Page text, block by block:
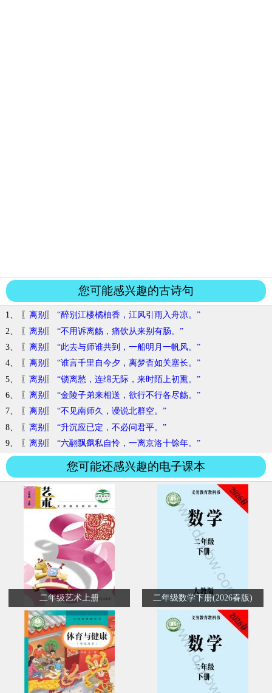
您可能感兴趣的古诗句
1、 〖 离别 〗 “醉别江楼橘柚香，江风引雨入舟凉。”
2、 〖 离别 〗 “不用诉离觞，痛饮从来别有肠。”
3、 〖 离别 〗 “此去与师谁共到，一船明月一帆风。”
4、 〖 离别 〗 “谁言千里自今夕，离梦杳如关塞长。”
5、 〖 离别 〗 “锁离愁，连绵无际，来时陌上初熏。”
6、 〖 离别 〗 “金陵子弟来相送，欲行不行各尽觞。”
7、 〖 离别 〗 “不见南师久，谩说北群空。”
8、 〖 离别 〗 “升沉应已定，不必问君平。”
9、 〖 离别 〗 “六翮飘飖私自怜，一离京洛十馀年。”
您可能还感兴趣的电子课本
二年级艺术上册 二年级数学下册(2026春版)